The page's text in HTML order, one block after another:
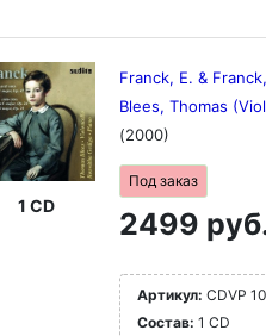
1 CD
Franck, E. &
Blees, Thomas
(2000)
Под заказ
2499
Артикул: CDVP
Состав: 1 CD